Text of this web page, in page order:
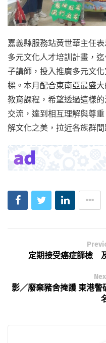
嘉義縣服務站黃世華主任
多元文化人才培訓計畫，
子講師，投入推廣多元文
樑。本月配合東南亞最盛
教育課程，希望透過這樣
交流，達到相互理解與尊
解文化之美，拉近各族群間
定期接受癌症篩檢
影／廢棄豬舍掩護 東港